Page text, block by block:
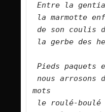
Entre la
la marmotte
de son
la gerbe
Pieds paquets
nous arrosons
mots
le roulé-